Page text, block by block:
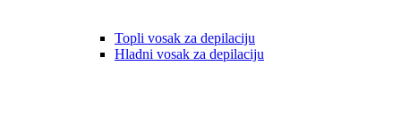
Topli vosak za depilaciju
Hladni vosak za depilaciju